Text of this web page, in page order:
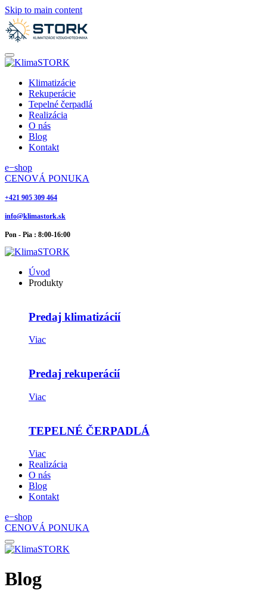
Skip to main content
Klimatizácie
Rekuperácie
Tepelné čerpadlá
Realizácia
O nás
Blog
Kontakt
e−shop
CENOVÁ PONUKA
+421 905 309 464
info@klimastork.sk
Pon - Pia : 8:00-16:00
Úvod
Produkty
Predaj klimatizácií
Viac
Predaj rekuperácií
Viac
TEPELNÉ ČERPADLÁ
Viac
Realizácia
O nás
Blog
Kontakt
e−shop
CENOVÁ PONUKA
Blog